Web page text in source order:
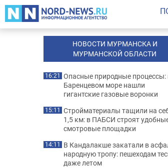
НОВОСТИ МУРМАНСКА И
МУРМАНСКОЙ ОБЛАСТИ
16:21 Опасные природные процессы:
Баренцевом море нашли
гигантские газовые воронки
15:11 Стройматериалы тащили на
1,5 км: в ПАБСИ строят
смотровые площадки
14:11 В Кандалакше закатали в
народную тропу: пешеходам
даже летом